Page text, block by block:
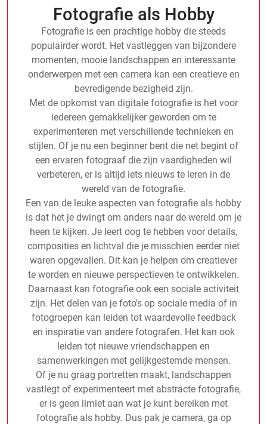
Fotografie als Hobby
Fotografie is een prachtige hobby die steeds
populairder wordt. Het vastleggen van bijzondere
momenten, mooie landschappen en interessante
onderwerpen met een camera kan een creatieve en
bevredigende bezigheid zijn.
Met de opkomst van digitale fotografie is het voor
iedereen gemakkelijker geworden om te
experimenteren met verschillende technieken en
stijlen. Of je nu een beginner bent die net begint of
een ervaren fotograaf die zijn vaardigheden wil
verbeteren, er is altijd iets nieuws te leren in de
wereld van de fotografie.
Een van de leuke aspecten van fotografie als hobby
is dat het je dwingt om anders naar de wereld om je
heen te kijken. Je leert oog te hebben voor details,
composities en lichtval die je misschien eerder niet
waren opgevallen. Dit kan je helpen om creatiever
te worden en nieuwe perspectieven te ontwikkelen.
Daarnaast kan fotografie ook een sociale activiteit
zijn. Het delen van je foto’s op sociale media of in
fotogroepen kan leiden tot waardevolle feedback
en inspiratie van andere fotografen. Het kan ook
leiden tot nieuwe vriendschappen en
samenwerkingen met gelijkgestemde mensen.
Of je nu graag portretten maakt, landschappen
vastlegt of experimenteert met abstracte fotografie,
er is geen limiet aan wat je kunt bereiken met
fotografie als hobby. Dus pak je camera, ga op